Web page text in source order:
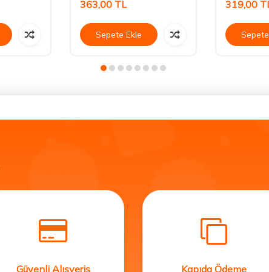
363,00 TL
Sepete Ekle
319,00
Güvenli Alışveriş Kapıda Ödeme